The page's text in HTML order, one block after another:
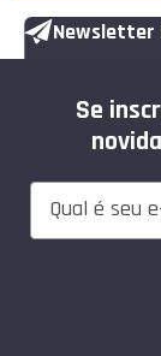
Newsletter
Se